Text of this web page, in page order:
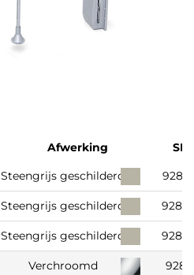
Afwerking
Steengrijs geschilderd
Steengrijs geschilderd
Steengrijs geschilderd
Verchroomd